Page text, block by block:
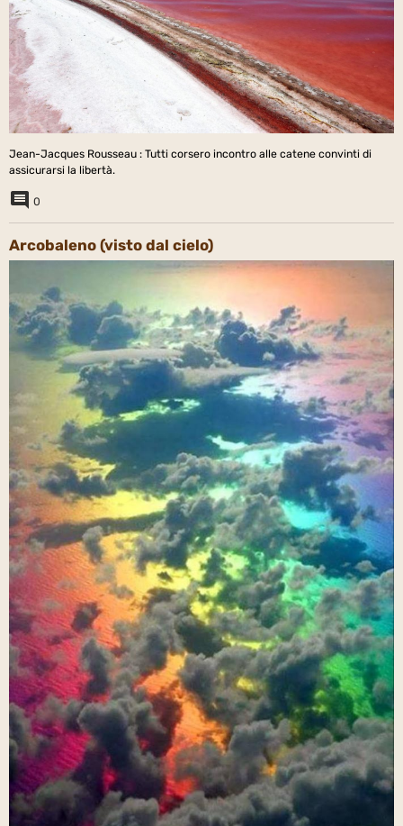
Jean-Jacques Rousseau : Tutti corsero incontro alle catene convinti di
assicurarsi la libertà.
0
Arcobaleno (visto dal cielo)